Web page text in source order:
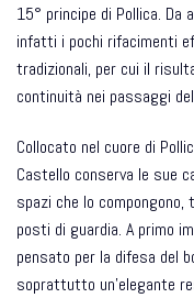
15° principe di Pollica. Da
infatti i pochi rifacimenti
tradizionali, per cui il
continuità nei passaggi
Collocato nel cuore di
Castello conserva le sue
spazi che lo
posti di guardia. A primo
pensato per la difesa del
soprattutto un'elegante